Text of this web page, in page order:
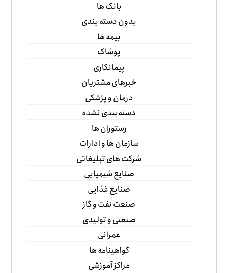
بانک ها
بدون دسته بندی
بیمه ها
پوشاک
پیمانکاری
خبرهای مشتریان
درمان و پزشکی
دسته‌بندی نشده
رستوران ها
سازمان ها و ادارات
شرکت های تبلیغاتی
صنایع شیمیایی
صنایع غذایی
صنعت نفت و گاز
صنعتی و تولیدی
عمرانی
گواهینامه ها
مراکز آموزشی